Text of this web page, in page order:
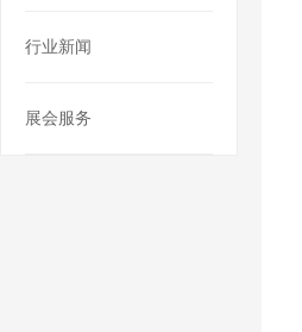
行业新闻
展会服务